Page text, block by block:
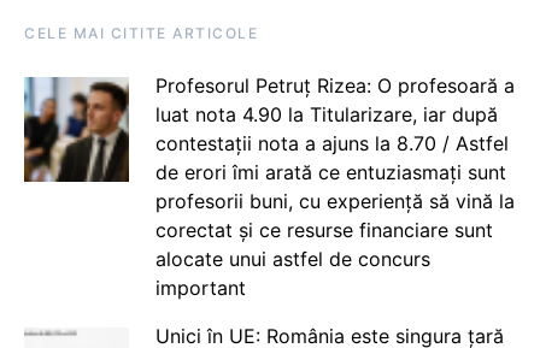
CELE MAI CITITE ARTICOLE
Profesorul Petruț Rizea: O profesoară a
luat nota 4.90 la Titularizare, iar după
contestații nota a ajuns la 8.70 / Astfel
de erori îmi arată ce entuziasmați sunt
profesorii buni, cu experiență să vină la
corectat și ce resurse financiare sunt
alocate unui astfel de concurs
important
Unici în UE: România este singura țară